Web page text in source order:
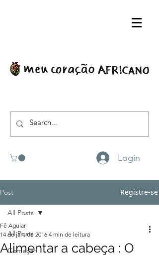
Login
Post Registre-se
All Posts
Começar
All Posts
Alimentar a cabeça : O
Fê Aguiar
14 de jan. de 2016 4 min de leitura